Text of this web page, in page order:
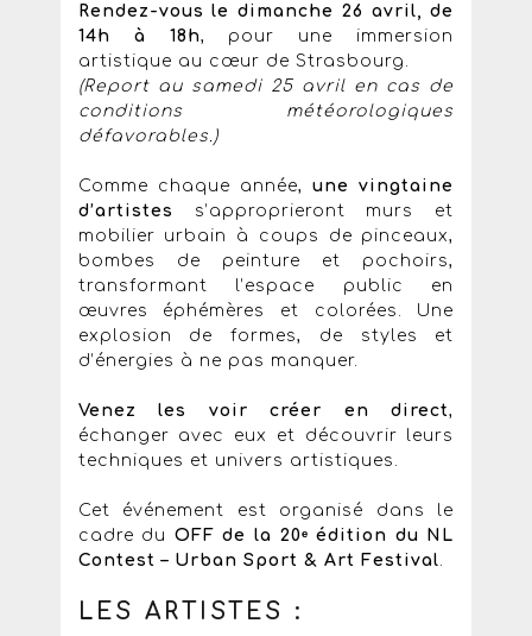
Rendez-vous le dimanche 26 avril, de
14h à 18h, pour une immersion
artistique au cœur de Strasbourg.
(Report au samedi 25 avril en cas de
conditions météorologiques
défavorables.)
Comme chaque année,une vingtaine
d’artistes
s’approprieront murs et
mobilier urbain à coups de pinceaux,
bombes de peinture et pochoirs,
transformant l’espace public en
œuvres éphémères et colorées. Une
explosion de formes, de styles et
d’énergies à ne pas manquer.
Venez les voir créer en direct,
échanger avec eux et découvrir leurs
techniques et univers artistiques.
Cet événement est organisé dans le
cadre du OFF de la 20ᵉ édition du NL
Contest – Urban Sport & Art Festival
LES ARTISTES :